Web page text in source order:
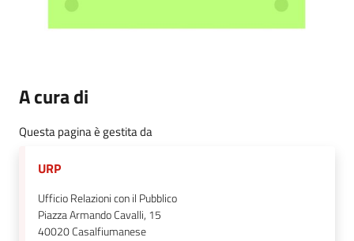
A cura di
Questa pagina è gestita da
URP
Ufficio Relazioni con il Pubblico
Piazza Armando Cavalli, 15
40020Casalfiumanese